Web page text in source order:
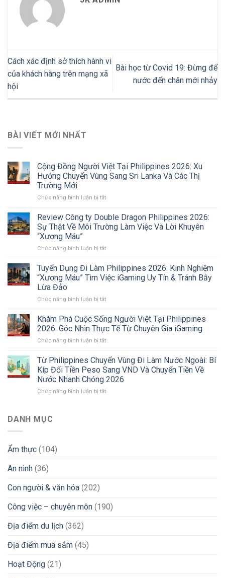
Cách xác định sở thích hành vi
của khách hàng trên mạng xã
hội
Bài học từ Covid 19: Đừng để
nước đến chân mới nhảy
BÀI VIẾT MỚI NHẤT
Cộng Đồng Người Việt Tại Philippines 2026: Xu
Hướng Chuyển Vùng Sang Sri Lanka Và Các Thị
Trường Mới
Chức năng bình luận bị tắtở
Đồng
Người
Việt
Philippines
Xu
Hướng
Chuyển
Sang
Lanka
Và
Thị
Mới
Review Công ty Double Dragon Philippines 2026:
Sự Thật Về Môi Trường Làm Việc Và Lời Khuyên
“Xương Máu”
Chức năng bình luận bị tắtở
Công
ty
Double
Philippines
Sự
Thật
Về
Môi
Làm
Việc
Và
Khuyên
Tuyển Dụng Đi Làm Philippines 2026: Kinh Nghiệm
“Xương Máu” Tìm Việc iGaming Uy Tín & Tránh Bẫy
Lừa Đảo
Chức năng bình luận bị tắtở
Dụng
Đi
Làm
Philippines
Kinh
Nghiệm
“Xương
Máu”
Tìm
Khám Phá Cuộc Sống Người Việt Tại Philippines
2026: Góc Nhìn Thực Tế Từ Chuyên Gia iGaming
Chức năng bình luận bị tắtở
Phá
Cuộc
Sống
Người
Việt
Từ Philippines Chuyển Vùng Đi Làm Nước Ngoài: Bí
Kíp Đổi Tiền Peso Sang VND Và Chuyển Tiền Về
Nước Nhanh Chóng 2026
Chức năng bình luận bị tắtở
Peso
Sang
DANH MỤC
Ẩm thực (104)
An ninh (36)
Con người & văn hóa (202)
Công việc – chuyên môn (190)
Địa điểm du lịch (362)
Địa điểm mua sắm (45)
Hoạt Động (21)